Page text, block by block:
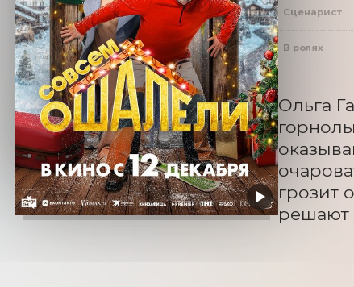
Сценарист
В ролях
Ольга
грозит
решают